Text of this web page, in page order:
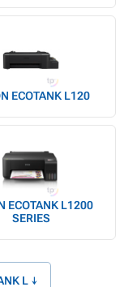
ECOTANK L120
ECOTANK L1200
SERIES
L ↓